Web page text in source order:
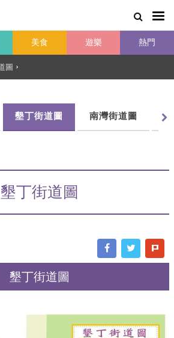
美食 遊樂 熱門
圖 ›
墾丁街道圖 南灣街道圖
墾丁街道圖
墾丁街道圖